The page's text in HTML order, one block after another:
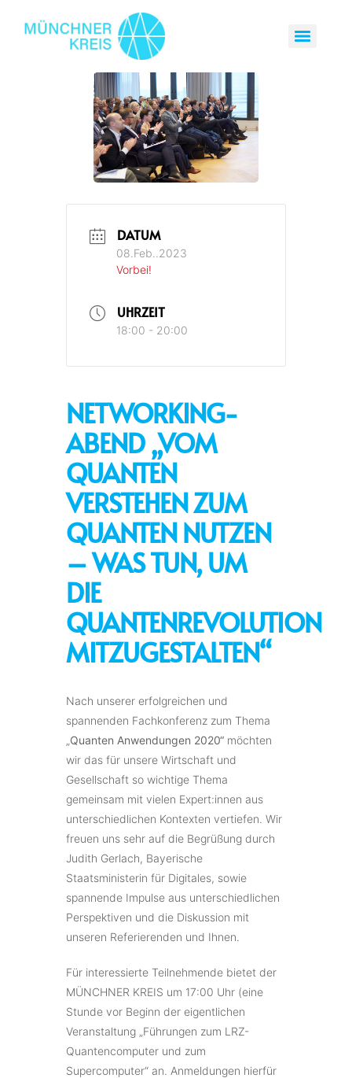
DATUM
08.Feb..2023
Vorbei!
UHRZEIT
18:00 - 20:00
NETWORKING-
ABEND „VOM
QUANTEN
VERSTEHEN ZUM
QUANTEN NUTZEN
– WAS TUN, UM
DIE
QUANTENREVOLUTION
MITZUGESTALTEN“
Nach unserer erfolgreichen und
spannenden Fachkonferenz zum Thema
„ Quanten Anwendungen 2020“ möchten
wir das für unsere Wirtschaft und
Gesellschaft so wichtige Thema
gemeinsam mit vielen Expert:innen aus
unterschiedlichen Kontexten vertiefen. Wir
freuen uns sehr auf die Begrüßung durch
Judith Gerlach, Bayerische
Staatsministerin für Digitales, sowie
spannende Impulse aus unterschiedlichen
Perspektiven und die Diskussion mit
unseren Referierenden und Ihnen.
Für interessierte Teilnehmende bietet der
MÜNCHNER KREIS um 17:00 Uhr (eine
Stunde vor Beginn der eigentlichen
Veranstaltung „Führungen zum LRZ-
Quantencomputer und zum
Supercomputer“ an. Anmeldungen hierfür